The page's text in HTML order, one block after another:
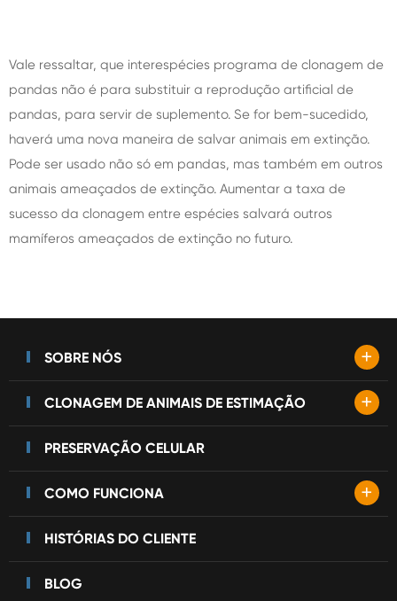
Vale ressaltar, que interespécies programa de clonagem de
pandas não é para substituir a reprodução artificial de
pandas, para servir de suplemento. Se for bem-sucedido,
haverá uma nova maneira de salvar animais em extinção.
Pode ser usado não só em pandas, mas também em outros
animais ameaçados de extinção. Aumentar a taxa de
sucesso da clonagem entre espécies salvará outros
mamíferos ameaçados de extinção no futuro.
SOBRE NÓS +
CLONAGEM DE ANIMAIS DE ESTIMAÇÃO +
PRESERVAÇÃO CELULAR
COMO FUNCIONA +
HISTÓRIAS DO CLIENTE
BLOG